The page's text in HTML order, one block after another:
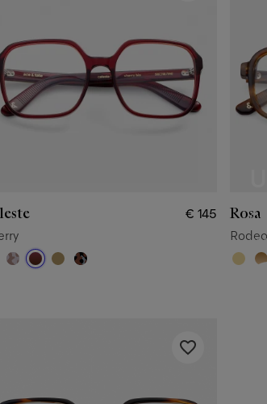
€ 145
Rosa
Rodeo